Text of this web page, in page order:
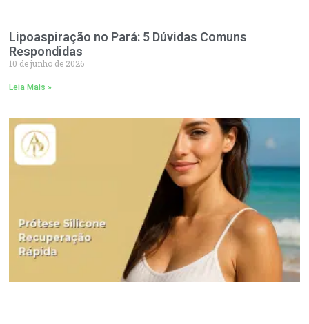
Lipoaspiração no Pará: 5 Dúvidas Comuns
Respondidas
10 de junho de 2026
Leia Mais »